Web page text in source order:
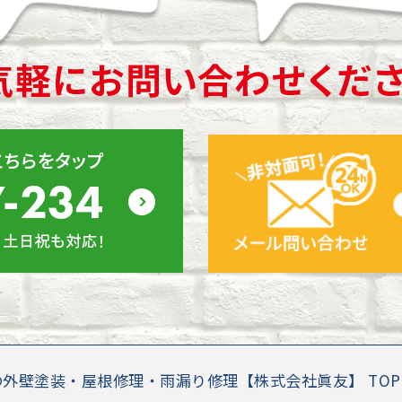
壁塗装・屋根修理・雨漏り修理【株式会社眞友】